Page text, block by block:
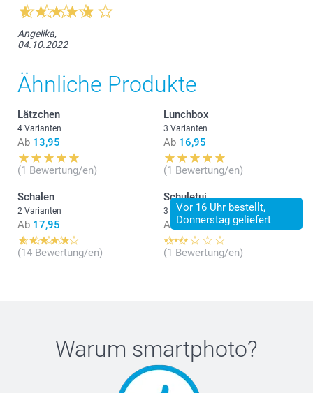
Angelika,
04.10.2022
Ähnliche Produkte
Lätzchen
4 Varianten
Ab 13,95
(1 Bewertung/en)
Lunchbox
3 Varianten
Ab 16,95
(1 Bewertung/en)
Schalen
2 Varianten
Ab 17,95
(14 Bewertung/en)
Vor 16 Uhr bestellt,
Donnerstag geliefert
Schuletui
3 Varianten
Ab 12,90
(1 Bewertung/en)
Warum smartphoto?